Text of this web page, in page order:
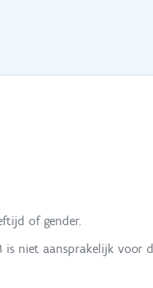
of gender.
is niet aansprakelijk voor